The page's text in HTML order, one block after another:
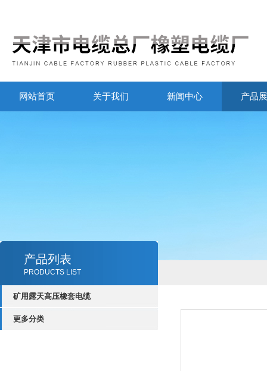
网站首页 关于我们 新闻中心 产品
产品列表
PRODUCTS LIST
矿用露天高压橡套电缆
更多分类